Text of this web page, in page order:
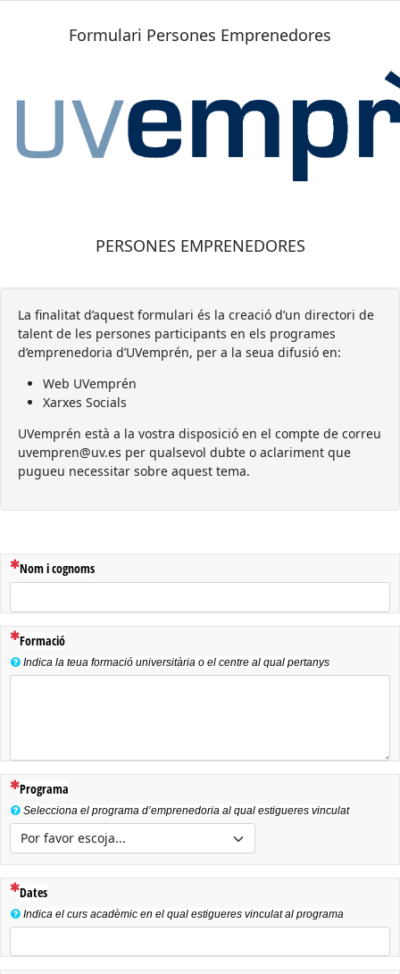
Formulari Persones Emprenedores
PERSONES EMPRENEDORES
La finalitat d’aquest formulari és la creació d’un directori de
talent de les persones participants en els programes
d’emprenedoria d’UVemprén, per a la seua difusió en:
Web UVemprén
Xarxes Socials
UVemprén està a la vostra disposició en el compte de correu
uvempren@uv.es per qualsevol dubte o aclariment que
pugueu necessitar sobre aquest tema.
(Esta pregunta es obligatoria)
Nom i cognoms
(Esta pregunta es obligatoria)
Formació
Indica la teua formació universitària o el centre al qual pertanys
(Esta pregunta es obligatoria)
Programa
Selecciona el programa d’emprenedoria al qual estigueres vinculat
(Esta pregunta es obligatoria)
Dates
Indica el curs acadèmic en el qual estigueres vinculat al programa